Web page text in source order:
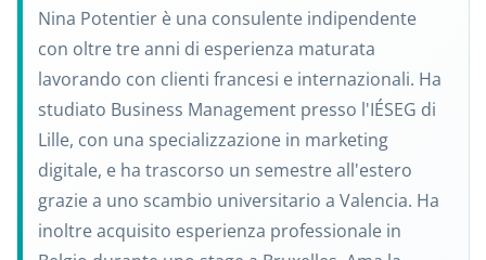
Nina Potentier è una consulente indipendente
con oltre tre anni di esperienza maturata
lavorando con clienti francesi e internazionali. Ha
studiato Business Management presso l'IÉSEG di
Lille, con una specializzazione in marketing
digitale, e ha trascorso un semestre all'estero
grazie a uno scambio universitario a Valencia. Ha
inoltre acquisito esperienza professionale in